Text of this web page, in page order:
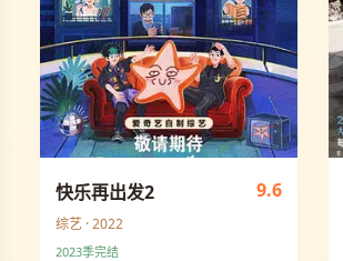
快乐再出发2 9.6
综艺 · 2022
2023季完结